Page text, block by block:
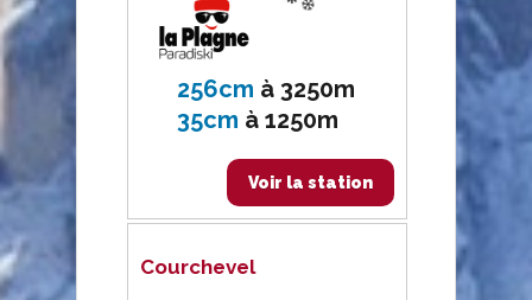
256cm à 3250m
35cm à1250m
Voir la station
Courchevel